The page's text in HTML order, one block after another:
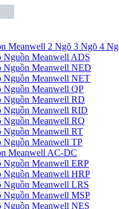
Meanwell 2 Ngõ 3 Ngõ 4
Nguồn Meanwell ADS
Nguồn Meanwell NED
Nguồn Meanwell NET
Nguồn Meanwell QP
Nguồn Meanwell RD
Nguồn Meanwell RID
Nguồn Meanwell RQ
Nguồn Meanwell RT
Nguồn Meanwell TP
Meanwell AC-DC
Nguồn Meanwell ERP
Nguồn Meanwell HRP
Nguồn Meanwell LRS
Nguồn Meanwell MSP
Nguồn Meanwell NES